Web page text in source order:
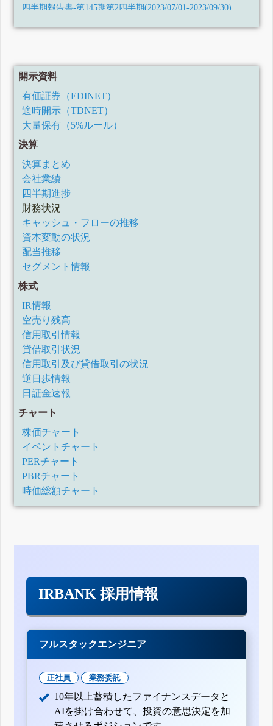
四半期報告書-第145期第2四半期(2023/07/01-2023/09/30)
訂正有価証券報告書-第144期(2022/04/01-2023/03/31)
四半期報告書-第144期第2四半期(令和4年7月1日-令和4年9月
30日)
四半期報告書-第144期第1四半期(令和4年4月1日-令和4年6月
30日)
有価証券報告書
四半期報告書-第143期第3四半期(令和3年10月1日-令和3年12
四半期報告書-第143期第2四半期(令和3年7月1日-令和3年9月
30日)
四半期報告書-第143期第1四半期(令和3年4月1日-令和3年6月
30日)
有価証券報告書-第142期(令和2年4月1日-令和3年3月31日)
四半期報告書-第142期第3四半期(令和2年10月1日-令和2年12
月31日)
四半期報告書-第142期第2四半期(令和2年7月1日-令和2年9月
30日)
四半期報告書-第142期第1四半期(令和2年4月1日-令和2年6月
30日)
有価証券報告書-第141期(平成31年4月1日-令和2年3月31日)
訂正有価証券報告書-第140期(平成30年4月1日-平成31年3月
31日)
四半期報告書-第141期第3四半期(令和1年10月1日-令和1年12
月31日)
四半期報告書-第141期第2四半期(令和1年7月1日-令和1年9月
30日)
四半期報告書-第141期第1四半期(平成31年4月1日-令和1年6
月30日)
有価証券報告書-第140期(平成30年4月1日-平成31年3月31日)
訂正四半期報告書-第140期第3四半期(平成30年10月1日-平成
30年12月31日)
30年9月30日)
30年6月30日)
訂正有価証券報告書-第139期(平成29年4月1日-平成30年3月
31日)
訂正四半期報告書-第139期第3四半期(平成29年10月1日-平成
29年12月31日)
訂正四半期報告書-第139期第2四半期(平成29年7月1日-平成
29年9月30日)
訂正四半期報告書-第139期第1四半期(平成29年4月1日-平成
28年9月30日)
訂正四半期報告書-第138期第1四半期(平成28年4月1日-平成
28年6月30日)
訂正有価証券報告書-第137期(平成27年4月1日-平成28年3月
訂正有価証券報告書-第136期(平成26年4月1日-平成27年3月
31日)
四半期報告書-第140期第3四半期(平成30年10月1日-平成30年
四半期報告書-第140期第2四半期(平成30年7月1日-平成30年9
四半期報告書-第140期第1四半期(平成30年4月1日-平成30年6
有価証券報告書-第139期(平成29年4月1日-平成30年3月31日)
開示資料
有価証券（EDINET）
適時開示（TDNET）
大量保有（5%ルール）
決算
決算まとめ
会社業績
四半期進捗
財務状況
キャッシュ・フローの推移
資本変動の状況
配当推移
セグメント情報
株式
IR情報
空売り残高
信用取引情報
貸借取引状況
信用取引及び貸借取引の状況
逆日歩情報
日証金速報
チャート
株価チャート
イベントチャート
PERチャート
PBRチャート
時価総額チャート
IRBANK 採用情報
フルスタックエンジニア
正社員 業務委託
10年以上蓄積したファイナンスデータと
AIを掛け合わせて、投資の意思決定を加